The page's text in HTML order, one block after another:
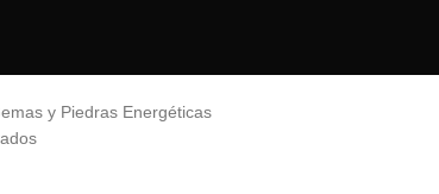
y Piedras Energéticas